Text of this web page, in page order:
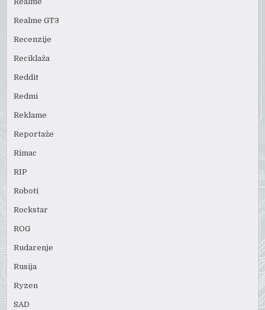
Realme GT3
Recenzije
Reciklaža
Reddit
Redmi
Reklame
Reportaže
Rimac
RIP
Roboti
Rockstar
ROG
Rudarenje
Rusija
Ryzen
SAD